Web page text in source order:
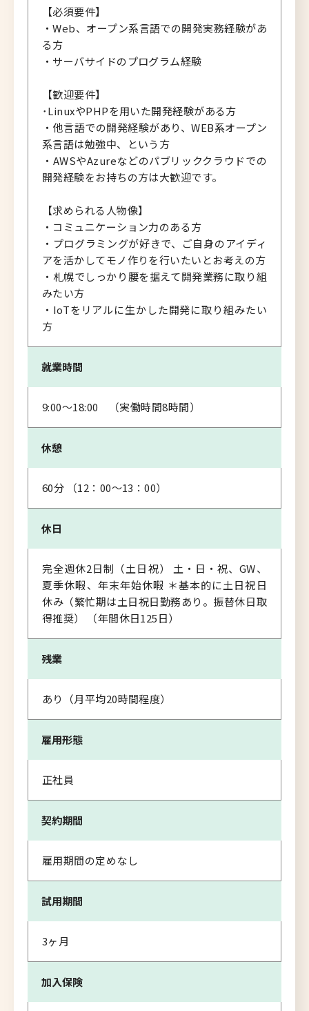
【必須要件】
・Web、オープン系言語での開発実務経験があ
る方
・サーバサイドのプログラム経験
【歓迎要件】
･LinuxやPHPを用いた開発経験がある方
・他言語での開発経験があり、WEB系オープン
系言語は勉強中、という方
・AWSやAzureなどのパブリッククラウドでの
開発経験をお持ちの方は大歓迎です。
【求められる人物像】
・コミュニケーション力のある方
・プログラミングが好きで、ご自身のアイディ
アを活かしてモノ作りを行いたいとお考えの方
・札幌でしっかり腰を据えて開発業務に取り組
みたい方
・IoTをリアルに生かした開発に取り組みたい
方
就業時間
9:00～18:00 （実働時間8時間）
休憩
60分 （12：00～13：00）
休日
完全週休2日制（土日祝） 土・日・祝、GW、
夏季休暇、年末年始休暇 ＊基本的に土日祝日
休み（繁忙期は土日祝日勤務あり。振替休日取
得推奨） （年間休日125日）
残業
あり（月平均20時間程度）
雇用形態
正社員
契約期間
雇用期間の定めなし
試用期間
3ヶ月
加入保険